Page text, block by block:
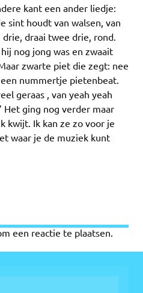
kant een ander liedje:
sint houdt van walsen, van
draai twee drie, rond.
nog jong was en zwaait
zwarte piet die zegt: nee
nummertje pietenbeat.
geraas , van yeah yeah
Het ging nog verder maar
kwijt. Ik kan ze zo voor je
waar je de muziek kunt
een reactie te plaatsen.